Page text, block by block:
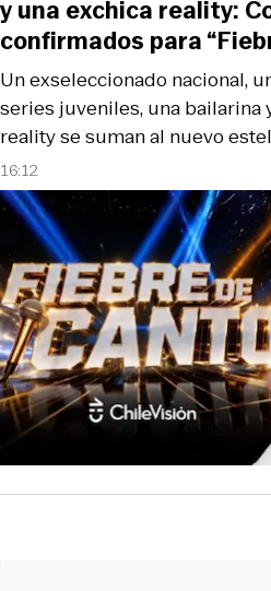
16:12
Un exseleccionado nacional,
series juveniles, una bailarina
reality se suman al nuevo
y una exchica reality:
confirmados para